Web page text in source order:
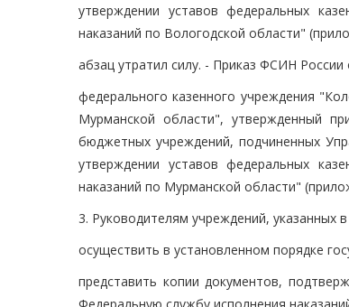
утверждении уставов федеральных
наказаний по Вологодской области"
абзац утратил силу. - Приказ ФСИН России
федерального казенного учреждения
Мурманской области", утвержденный
бюджетных учреждений, подчиненных
утверждении уставов федеральных
наказаний по Мурманской области"
3. Руководителям учреждений, указанных
осуществить в установленном порядке
представить копии документов,